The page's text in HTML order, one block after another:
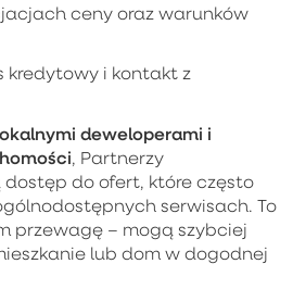
ceny oraz warunków
kredytowy i kontakt z
deweloperami i
, Partnerzy
do ofert, które często
serwisach. To
przewagę – mogą szybciej
lub dom w dogodnej